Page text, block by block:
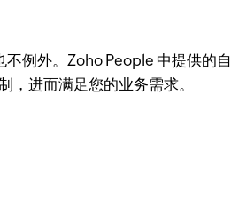
例外。Zoho People 中提供的自
，进而满足您的业务需求。